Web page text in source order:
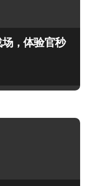
，体验官秒